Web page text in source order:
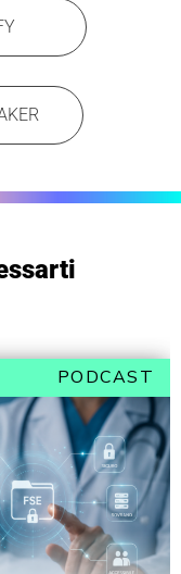
PODCAST